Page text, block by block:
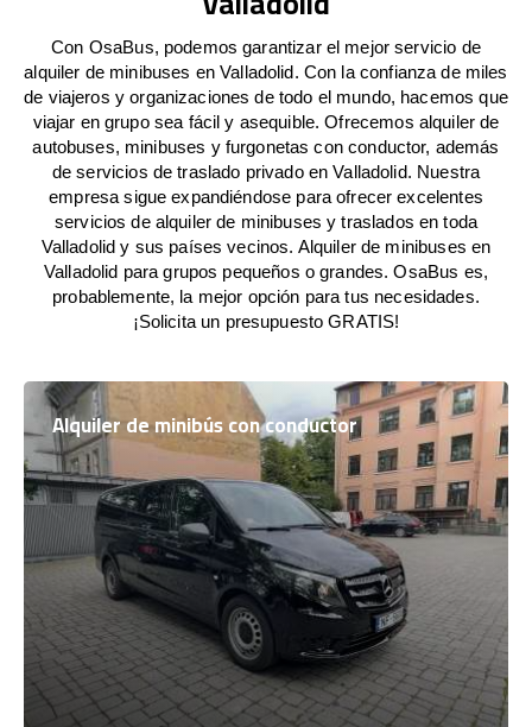
Con OsaBus, podemos garantizar el mejor servicio de
alquiler de minibuses en Valladolid. Con la confianza de miles
de viajeros y organizaciones de todo el mundo, hacemos que
viajar en grupo sea fácil y asequible. Ofrecemos alquiler de
autobuses, minibuses y furgonetas con conductor, además
de servicios de traslado privado en Valladolid. Nuestra
empresa sigue expandiéndose para ofrecer excelentes
servicios de alquiler de minibuses y traslados en toda
Valladolid y sus países vecinos. Alquiler de minibuses en
Valladolid para grupos pequeños o grandes. OsaBus es,
probablemente, la mejor opción para tus necesidades.
¡Solicita un presupuesto GRATIS!
Alquiler de minibús con conductor